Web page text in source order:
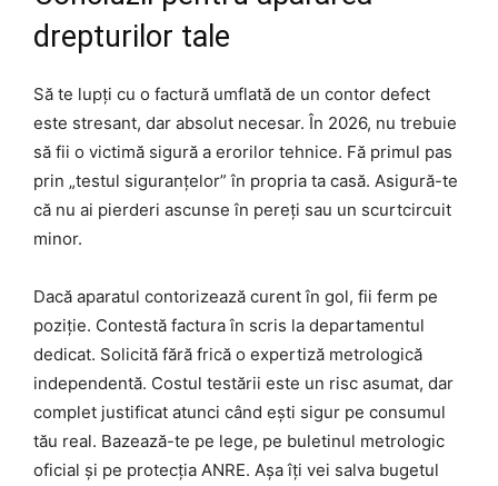
drepturilor tale
Să te lupți cu o factură umflată de un contor defect
este stresant, dar absolut necesar. În 2026, nu trebuie
să fii o victimă sigură a erorilor tehnice. Fă primul pas
prin „testul siguranțelor” în propria ta casă. Asigură-te
că nu ai pierderi ascunse în pereți sau un scurtcircuit
minor.
Dacă aparatul contorizează curent în gol, fii ferm pe
poziție. Contestă factura în scris la departamentul
dedicat. Solicită fără frică o expertiză metrologică
independentă. Costul testării este un risc asumat, dar
complet justificat atunci când ești sigur pe consumul
tău real. Bazează-te pe lege, pe buletinul metrologic
oficial și pe protecția ANRE. Așa îți vei salva bugetul